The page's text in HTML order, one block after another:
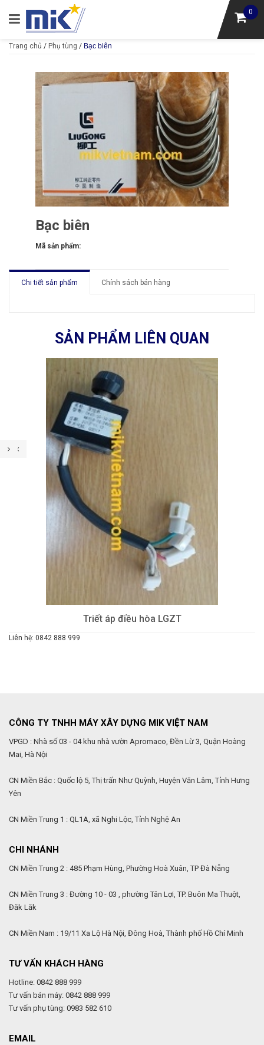
0
Trang chủ / Phụ tùng / Bạc biên
Bạc biên
Mã sản phẩm:
Chi tiết sản phẩm Chính sách bán hàng
SẢN PHẨM LIÊN QUAN
Triết áp điều hòa LGZT
Liên hệ: 0842 888 999
CÔNG TY TNHH MÁY XÂY DỰNG MIK VIỆT NAM
VPGD : Nhà số 03 - 04 khu nhà vườn Apromaco, Đền Lừ 3, Quận Hoàng
Mai, Hà Nội
CN Miền Bắc : Quốc lộ 5, Thị trấn Như Quỳnh, Huyện Văn Lâm, Tỉnh Hưng
Yên
CN Miền Trung 1 : QL1A, xã Nghi Lộc, Tỉnh Nghệ An
CHI NHÁNH
CN Miền Trung 2 : 485 Phạm Hùng, Phường Hoà Xuân, TP Đà Nẵng
CN Miền Trung 3 : Đường 10 - 03 , phường Tân Lợi, TP. Buôn Ma Thuột,
Đăk Lăk
CN Miền Nam : 19/11 Xa Lộ Hà Nội, Đông Hoà, Thành phố Hồ Chí Minh
TƯ VẤN KHÁCH HÀNG
Hotline: 0842 888 999
Tư vấn bán máy: 0842 888 999
Tư vấn phụ tùng: 0983 582 610
EMAIL